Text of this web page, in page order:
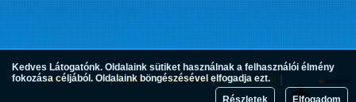
Impresszum
Jogok és feltételek
Adatvédelem
Kedves Látogatónk. Oldalaink sütiket használnak a felhasználói élmény
fokozása céljából. Oldalaink böngészésével elfogadja ezt.
Részletek
Elfogadom